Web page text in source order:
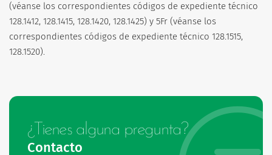
(véanse los correspondientes códigos de expediente técnico
128.1412, 128.1415, 128.1420, 128.1425) y 5Fr (véanse los
correspondientes códigos de expediente técnico 128.1515,
128.1520).
¿Tienes alguna pregunta?
Contacto